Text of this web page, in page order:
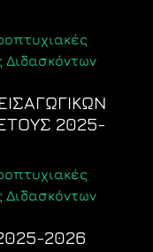
Διδασκόντων
2025-
Διδασκόντων
2026